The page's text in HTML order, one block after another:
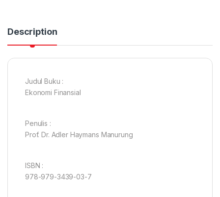
Description
Judul Buku :
Ekonomi Finansial
Penulis :
Prof. Dr. Adler Haymans Manurung
ISBN :
978-979-3439-03-7